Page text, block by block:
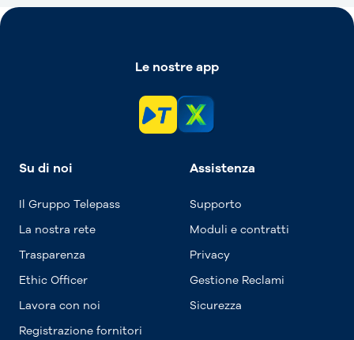
Le nostre app
Su di noi
Il Gruppo Telepass
La nostra rete
Trasparenza
Ethic Officer
Lavora con noi
Registrazione fornitori
Assistenza
Supporto
Moduli e contratti
Privacy
Gestione Reclami
Sicurezza